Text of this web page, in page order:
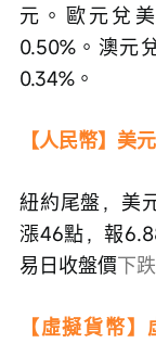
元。歐元兌
0.50%。澳元
0.34%。
【人民幣】美
紐約尾盤，美
漲46點，報
易日收盤價下
【虛擬貨幣